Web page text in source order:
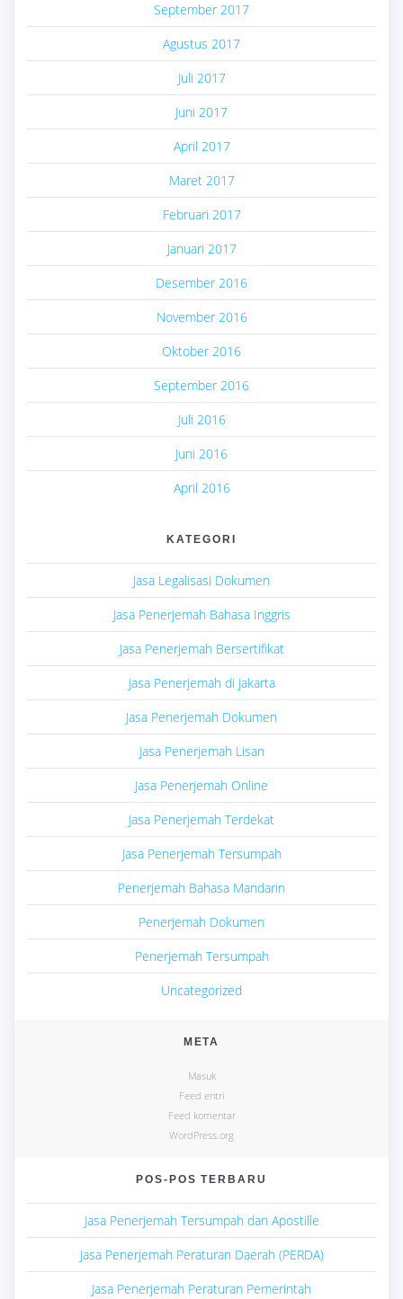
September 2017
Agustus 2017
Juli 2017
Juni 2017
April 2017
Maret 2017
Februari 2017
Januari 2017
Desember 2016
November 2016
Oktober 2016
September 2016
Juli 2016
Juni 2016
April 2016
KATEGORI
Jasa Legalisasi Dokumen
Jasa Penerjemah Bahasa Inggris
Jasa Penerjemah Bersertifikat
Jasa Penerjemah di Jakarta
Jasa Penerjemah Dokumen
Jasa Penerjemah Lisan
Jasa Penerjemah Online
Jasa Penerjemah Terdekat
Jasa Penerjemah Tersumpah
Penerjemah Bahasa Mandarin
Penerjemah Dokumen
Penerjemah Tersumpah
Uncategorized
META
Masuk
Feed entri
Feed komentar
WordPress.org
POS-POS TERBARU
Jasa Penerjemah Tersumpah dan Apostille
Jasa Penerjemah Peraturan Daerah (PERDA)
Jasa Penerjemah Peraturan Pemerintah